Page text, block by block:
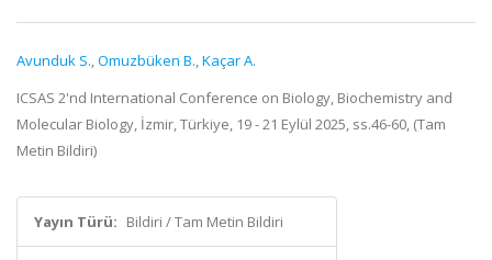
Avunduk S.,Omuzbüken B.,Kaçar A.
ICSAS 2'nd International Conference on Biology, Biochemistry and
Molecular Biology, İzmir, Türkiye, 19 - 21 Eylül 2025, ss.46-60, (Tam
Metin Bildiri)
Yayın Türü: Bildiri / Tam Metin Bildiri